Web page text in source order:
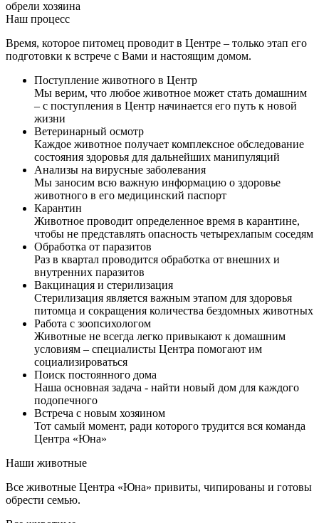
обрели хозяина
Наш процесс
Время, которое питомец проводит в Центре – только этап его
подготовки к встрече с Вами и настоящим домом.
Поступление животного в Центр
Мы верим, что любое животное может стать домашним
– с поступления в Центр начинается его путь к новой
жизни
Ветеринарный осмотр
Каждое животное получает комплексное обследование
состояния здоровья для дальнейших манипуляций
Анализы на вирусные заболевания
Мы заносим всю важную информацию о здоровье
животного в его медицинский паспорт
Карантин
Животное проводит определенное время в карантине,
чтобы не представлять опасность четырехлапым соседям
Обработка от паразитов
Раз в квартал проводится обработка от внешних и
внутренних паразитов
Вакцинация и стерилизация
Стерилизация является важным этапом для здоровья
питомца и сокращения количества бездомных животных
Работа с зоопсихологом
Животные не всегда легко привыкают к домашним
условиям – специалисты Центра помогают им
социализироваться
Поиск постоянного дома
Наша основная задача - найти новый дом для каждого
подопечного
Встреча с новым хозяином
Тот самый момент, ради которого трудится вся команда
Центра «Юна»
Наши животные
Все животные Центра «Юна» привиты, чипированы и готовы
обрести семью.